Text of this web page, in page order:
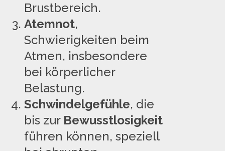
Brustbereich.
Atemnot,
Schwierigkeiten beim
Atmen, insbesondere
bei körperlicher
Belastung.
Schwindelgefühle, die
bis zur Bewusstlosigkeit
führen können, speziell